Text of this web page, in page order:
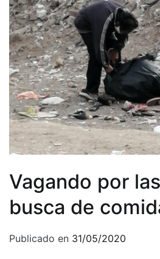
Vagando por
busca de
Publicado en 31/05/2020